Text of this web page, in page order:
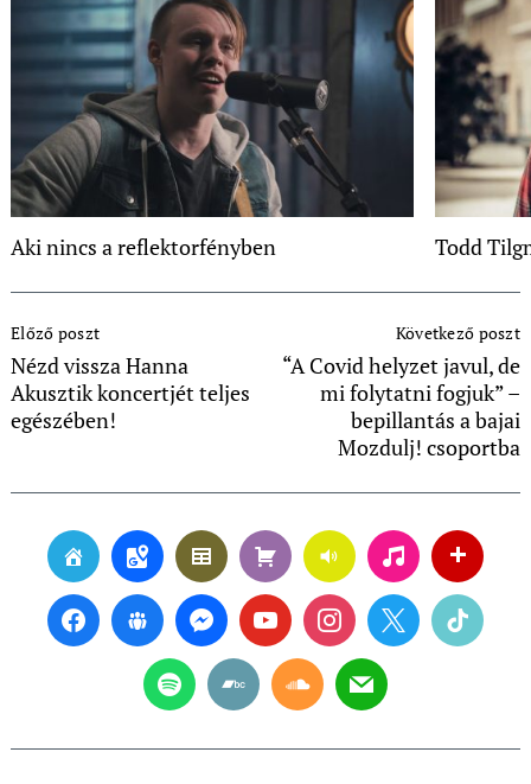
Aki nincs a reflektorfényben Todd
Navigation
Előző poszt
Nézd vissza Hanna
Akusztik koncertjét teljes
egészében!
Következő poszt
“A Covid helyzet javul, de
mi folytatni fogjuk” –
bepillantás a bajai
Mozdulj! csoportba